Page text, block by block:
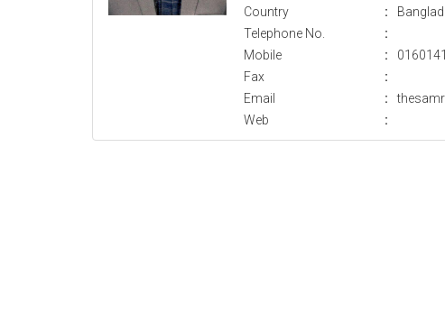
Country
:
Telephone No.
:
Mobile
:
Fax
:
Email
:
Web
: